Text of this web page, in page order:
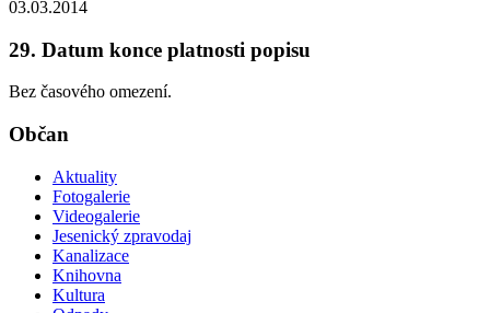
03.03.2014
29. Datum konce platnosti popisu
Bez časového omezení.
Občan
Aktuality
Fotogalerie
Videogalerie
Jesenický zpravodaj
Kanalizace
Knihovna
Kultura